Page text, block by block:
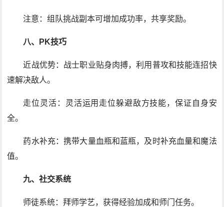
注意：组队挑战副本可增加成功率，共享奖励。
八、PK技巧
近战优势：战士职业贴身肉搏，利用普攻和技能连招快
速解决敌人。
走位灵活：灵活运用走位躲避敌方技能，保证自身安
全。
药水补充：携带大量血瓶和蓝瓶，及时补充血量和魔法
值。
九、社交系统
师徒系统：拜师学艺，获得经验加成和师门任务。